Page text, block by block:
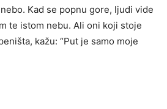
Kad se popnu gore, ljudi vide
te istom nebu. Ali oni koji stoje
kažu: “Put je samo moje